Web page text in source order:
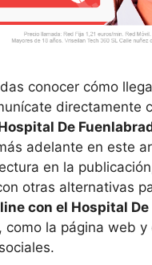
conocer cómo
directamente
De
adelante en este
en la
otras alternativas
con el Hospital De
, como la página web y